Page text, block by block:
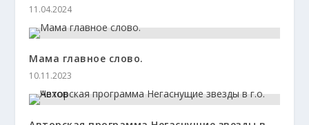
11.04.2024
Мама главное слово.
10.11.2023